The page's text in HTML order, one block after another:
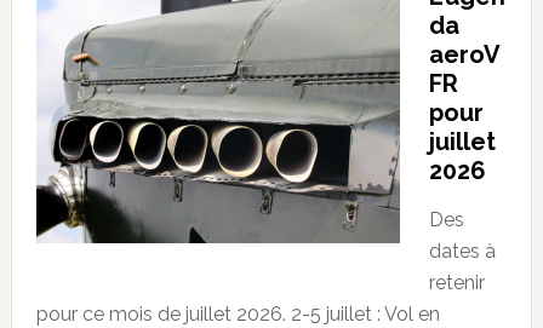
da
aeroV
FR
pour
juillet
2026
Des
dates à
retenir
pour ce mois de juillet 2026. 2-5 juillet : Vol en